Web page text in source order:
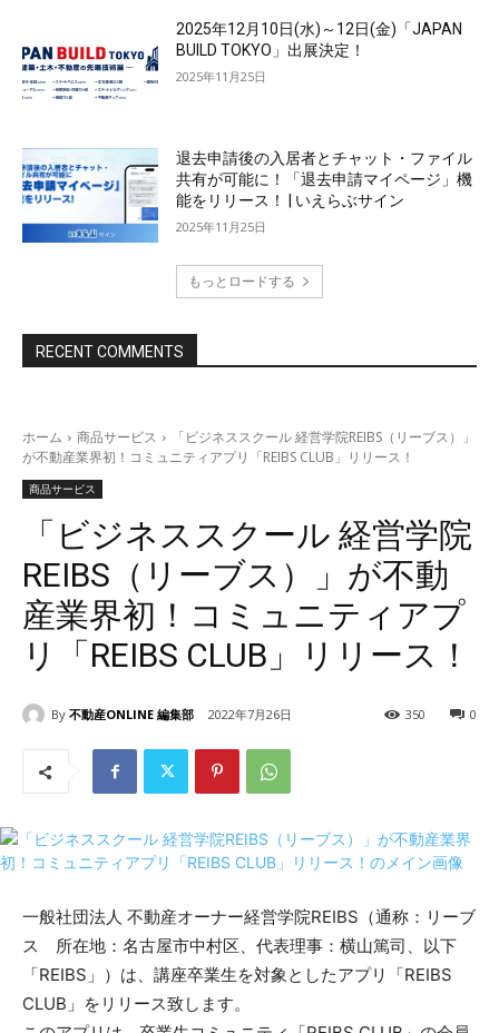
2025年12月10日(水)～12日(金)「JAPAN
BUILD TOKYO」出展決定！
2025年11月25日
退去申請後の入居者とチャット・ファイル
共有が可能に！「退去申請マイページ」機
能をリリース！ | いえらぶサイン
2025年11月25日
もっとロードする
RECENT COMMENTS